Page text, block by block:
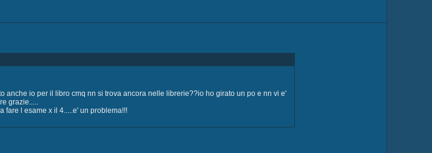
anche io per il libro cmq nn si trova ancora nelle librerie??io ho girato un po e nn vi e'
grazie.....
fare l esame x il 4.....e' un problema!!!